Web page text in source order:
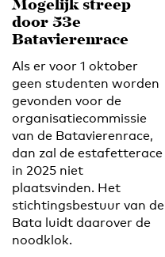
Mogelijk streep
door 53e
Batavierenrace
Als er voor 1 oktober
geen studenten worden
gevonden voor de
organisatiecommissie
van de Batavierenrace,
dan zal de estafetterace
in 2025 niet
plaatsvinden. Het
stichtingsbestuur van de
Bata luidt daarover de
noodklok.